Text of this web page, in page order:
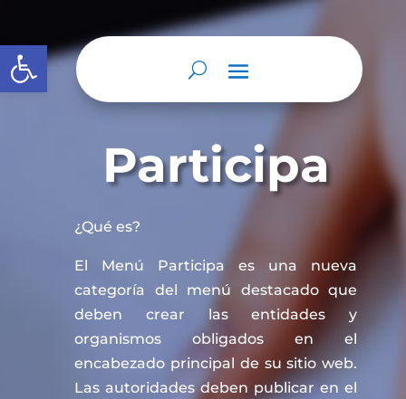
Abrir barra de herramientas
Participa
¿Qué es?
El Menú Participa es una nueva
categoría del menú destacado que
deben crear las entidades y
organismos obligados en el
encabezado principal de su sitio web.
Las autoridades deben publicar en el